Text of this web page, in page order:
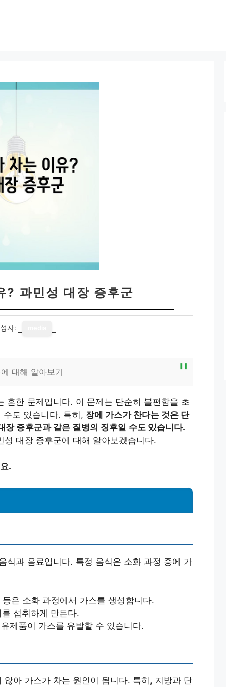
? 과민성 대장 증후군
자:
대해 알아보기
흔한 문제입니다. 이 문제는 단순히 불편함을 초
도 있습니다. 특히, 장에 가스가 찬다는 것은 단
증후군과 같은 질병의 징후일 수도 있습니다.
대장 증후군에 대해 알아보겠습니다.
.
식과 음료입니다. 특정 음식은 소화 과정 중에 가
은 소화 과정에서 가스를 생성합니다.
섭취하게 만든다.
제품이 가스를 유발할 수 있습니다.
아 가스가 차는 원인이 됩니다. 특히, 지방과 단